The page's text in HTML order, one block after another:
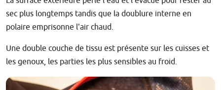
sec plus longtemps tandis que la doublure interne en
polaire emprisonne l'air chaud.
Une double couche de tissu est présente sur les cuisses et
les genoux, les parties les plus sensibles au froid.